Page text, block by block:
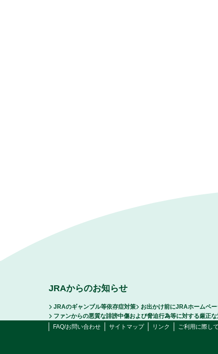
JRAからのお知らせ
JRAのギャンブル等依存症対策
お出かけ前にJRAホームペ
ファンからの悪質な誹謗中傷および脅迫行為等に対する厳正
FAQ/お問い合わせ
サイトマップ リンク ご利用に際し